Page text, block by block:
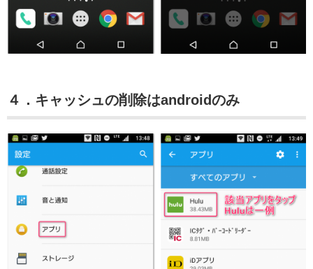
４．キャッシュの削除はandroidのみ